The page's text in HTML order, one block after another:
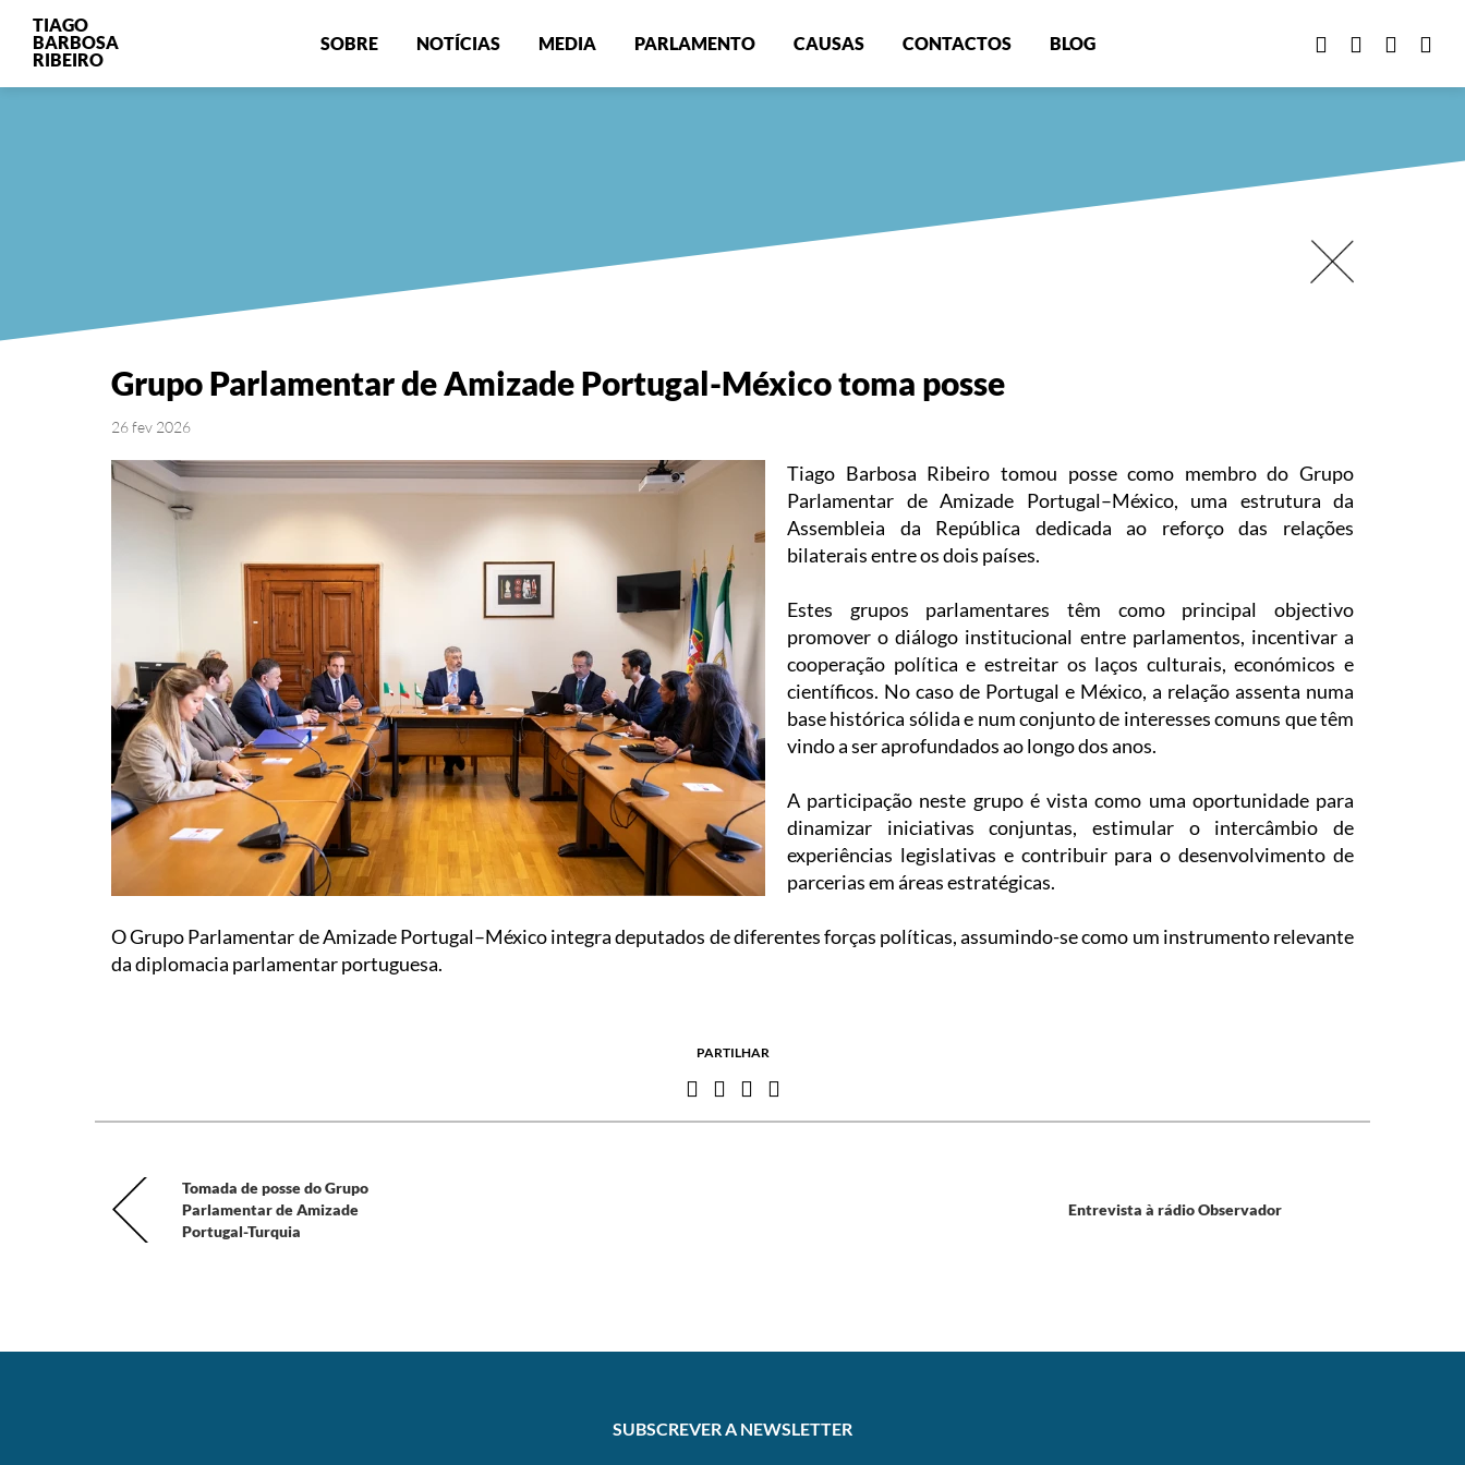
TIAGO
BARBOSA
RIBEIRO
SOBRE NOTÍCIAS MEDIA PARLAMENTO CAUSAS CONTACTOS BLOG
Grupo Parlamentar de Amizade Portugal-México toma posse
26 fev 2026
Tiago Barbosa Ribeiro tomou posse como membro do Grupo
Parlamentar de Amizade Portugal–México, uma estrutura da
Assembleia da República dedicada ao reforço das relações
bilaterais entre os dois países.
Estes grupos parlamentares têm como principal objectivo
promover o diálogo institucional entre parlamentos, incentivar a
cooperação política e estreitar os laços culturais, económicos e
científicos. No caso de Portugal e México, a relação assenta numa
base histórica sólida e num conjunto de interesses comuns que têm
vindo a ser aprofundados ao longo dos anos.
A participação neste grupo é vista como uma oportunidade para
dinamizar iniciativas conjuntas, estimular o intercâmbio de
experiências legislativas e contribuir para o desenvolvimento de
parcerias em áreas estratégicas.
O Grupo Parlamentar de Amizade Portugal–México integra deputados de diferentes forças políticas, assumindo-se como um instrumento relevante
da diplomacia parlamentar portuguesa.
PARTILHAR
Tomada de posse do Grupo
Parlamentar de Amizade
Portugal-Turquia
Entrevista à rádio Observador
SUBSCREVER A NEWSLETTER